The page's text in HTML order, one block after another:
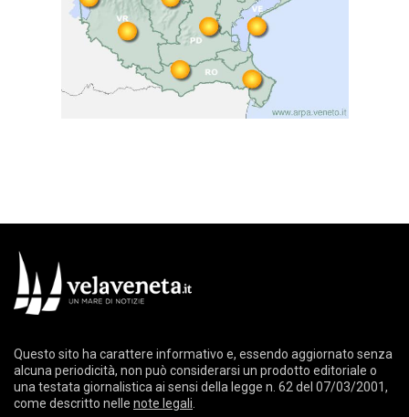
Questo sito ha carattere informativo e, essendo aggiornato senza
alcuna periodicità, non può considerarsi un prodotto editoriale o
una testata giornalistica ai sensi della legge n. 62 del 07/03/2001,
come descritto nelle note legali.